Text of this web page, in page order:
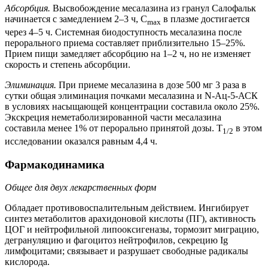
Абсорбция. Высвобождение месалазина из гранул Салофальк
начинается с замедлением 2–3 ч, Cmax в плазме достигается
через 4–5 ч. Системная биодоступность месалазина после
перорального приема составляет приблизительно 15–25%.
Прием пищи замедляет абсорбцию на 1–2 ч, но не изменяет
скорость и степень абсорбции.
Элиминация. При приеме месалазина в дозе 500 мг 3 раза в
сутки общая элиминация почками месалазина и N-Ац-5-АСК
в условиях насыщающей концентрации составила около 25%.
Экскреция неметаболизированной части месалазина
составила менее 1% от перорально принятой дозы. T1/2 в этом
исследовании оказался равным 4,4 ч.
Фармакодинамика
Общее для двух лекарственных форм
Обладает противовоспалительным действием. Ингибирует
синтез метаболитов арахидоновой кислоты (ПГ), активность
ЦОГ и нейтрофильной липооксигеназы, тормозит миграцию,
дегрануляцию и фагоцитоз нейтрофилов, секрецию Ig
лимфоцитами; связывает и разрушает свободные радикалы
кислорода.